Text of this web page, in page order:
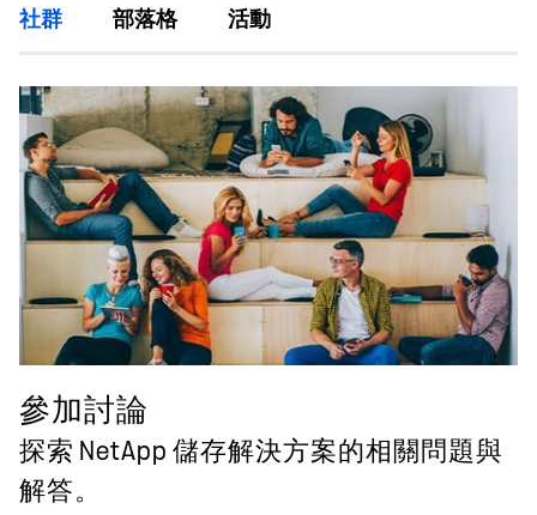
社群 部落格 活動
參加討論
探索 NetApp 儲存解決方案的相關問題與
解答。